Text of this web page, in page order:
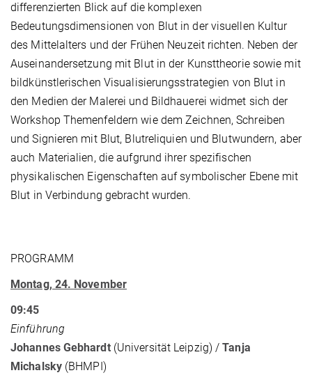
differenzierten Blick auf die komplexen
Bedeutungsdimensionen von Blut in der visuellen Kultur
des Mittelalters und der Frühen Neuzeit richten. Neben der
Auseinandersetzung mit Blut in der Kunsttheorie sowie mit
bildkünstlerischen Visualisierungsstrategien von Blut in
den Medien der Malerei und Bildhauerei widmet sich der
Workshop Themenfeldern wie dem Zeichnen, Schreiben
und Signieren mit Blut, Blutreliquien und Blutwundern, aber
auch Materialien, die aufgrund ihrer spezifischen
physikalischen Eigenschaften auf symbolischer Ebene mit
Blut in Verbindung gebracht wurden.
PROGRAMM
Montag, 24. November
09:45
Einführung
Johannes Gebhardt(Universität Leipzig) /Tanja
Michalsky(BHMPI)